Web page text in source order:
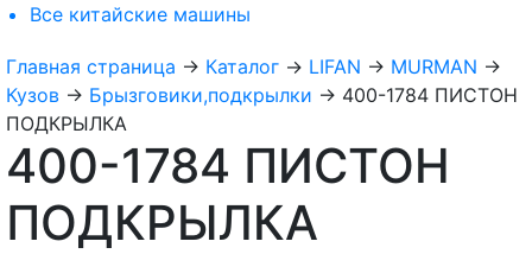
Все китайские машины
Главная страница → Каталог → LIFAN → MURMAN →
Кузов → Брызговики,подкрылки → 400-1784 ПИСТОН
ПОДКРЫЛКА
400-1784 ПИСТОН
ПОДКРЫЛКА